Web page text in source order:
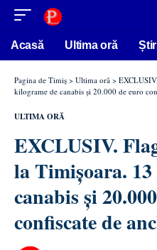
conținut
Acasă Ultima oră
Pagina de Timiș > Ultima oră >
kilograme de canabis și 20.000 de euro
ULTIMA ORĂ
EXCLUSIV.
la Timișoara.
canabis și
confiscate de